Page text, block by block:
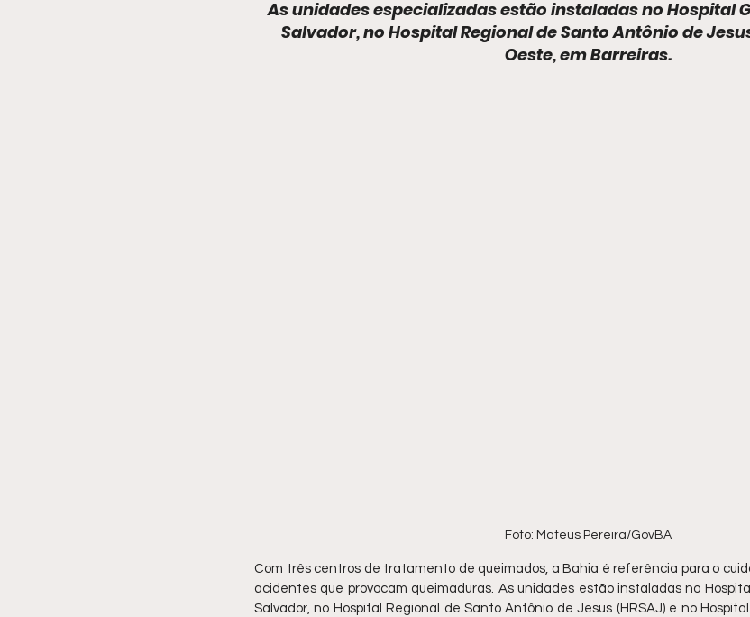
ComportamentoAs unidades especializadas estão instaladas no Hospital
Salvador, no Hospital Regional de Santo Antônio de
Oeste, em Barreiras.
Foto: Mateus Pereira/GovBA
Com três centros de tratamento de queimados, a Bahia é referência para o
acidentes que provocam queimaduras. As unidades estão instaladas no
Salvador, no Hospital Regional de Santo Antônio de Jesus (HRSAJ) e no